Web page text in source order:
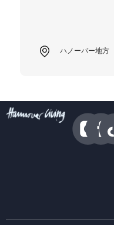
ハノーバー地方